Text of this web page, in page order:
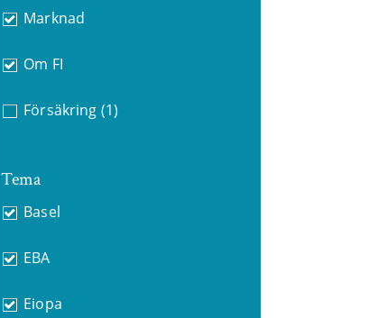
Marknad
Om FI
Försäkring (1)
Tema
Basel
EBA
Eiopa